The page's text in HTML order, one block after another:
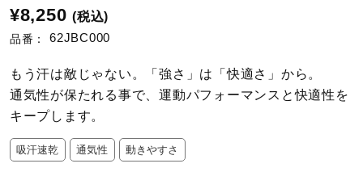
バドミントン
陸上競技
卓球
¥8,250 (税込)
品番： 62JBC000
もう汗は敵じゃない。「強さ」は「快適さ」から。
通気性が保たれる事で、運動パフォーマンスと快適性を
キープします。
吸汗速乾 通気性 動きやすさ